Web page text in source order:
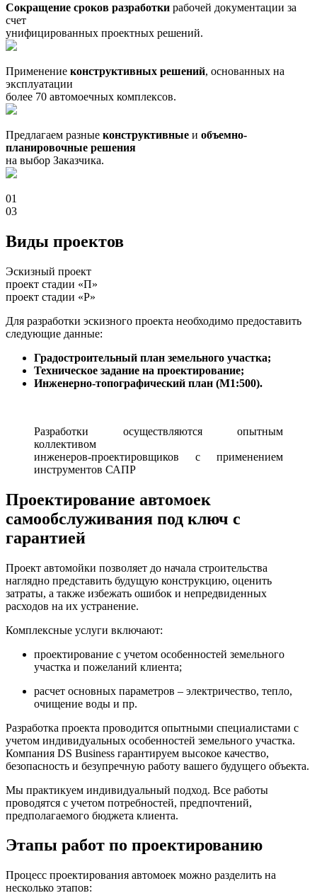
Сокращение сроков разработки рабочей документации за
счет
унифицированных проектных решений.
Применение конструктивных решений, основанных на
эксплуатации
более 70 автомоечных комплексов.
Предлагаем разные конструктивные и объемно-
планировочные решения
на выбор Заказчика.
01
03
Виды проектов
Эскизный проект
проект стадии «П»
проект стадии «Р»
Для разработки эскизного проекта необходимо предоставить
следующие данные:
Градостроительный план земельного участка;
Техническое задание на проектирование;
Инженерно-топографический план (М1:500).
Разработки осуществляются опытным
коллективом
инженеров-проектировщиков с применением
инструментов САПР
Проектирование автомоек
самообслуживания под ключ с
гарантией
Проект автомойки позволяет до начала строительства
наглядно представить будущую конструкцию, оценить
затраты, а также избежать ошибок и непредвиденных
расходов на их устранение.
Комплексные услуги включают:
проектирование с учетом особенностей земельного
участка и пожеланий клиента;
расчет основных параметров – электричество, тепло,
очищение воды и пр.
Разработка проекта проводится опытными специалистами с
учетом индивидуальных особенностей земельного участка.
Компания DS Business гарантируем высокое качество,
безопасность и безупречную работу вашего будущего объекта.
Мы практикуем индивидуальный подход. Все работы
проводятся с учетом потребностей, предпочтений,
предполагаемого бюджета клиента.
Этапы работ по проектированию
Процесс проектирования автомоек можно разделить на
несколько этапов: